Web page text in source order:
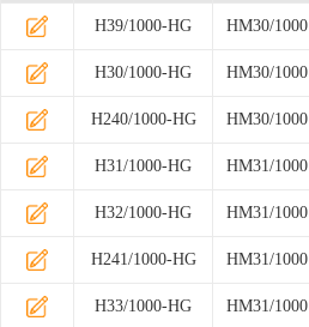
H39/1000-HG HM30/1000
H30/1000-HG HM30/1000
H240/1000-HG HM30/1000
H31/1000-HG HM31/1000
H32/1000-HG HM31/1000
H241/1000-HG HM31/1000
H33/1000-HG HM31/1000